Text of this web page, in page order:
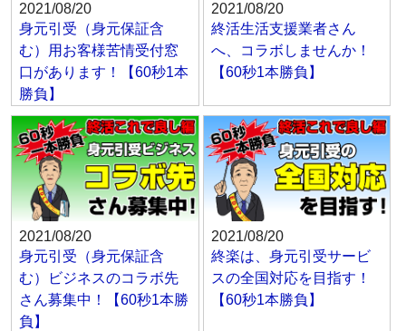
2021/08/20
身元引受（身元保証含
む）用お客様苦情受付窓
口があります！【60秒1本
勝負】
2021/08/20
終活生活支援業者さん
へ、コラボしませんか！
【60秒1本勝負】
2021/08/20
身元引受（身元保証含
む）ビジネスのコラボ先
さん募集中！【60秒1本勝
負】
2021/08/20
終楽は、身元引受サービ
スの全国対応を目指す！
【60秒1本勝負】